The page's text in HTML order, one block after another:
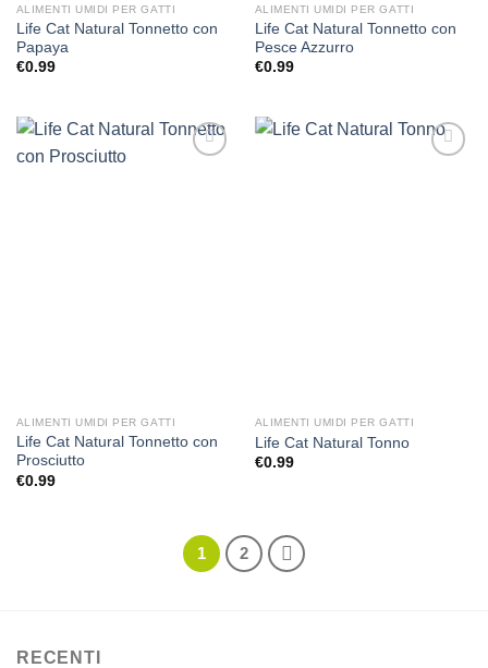
ALIMENTI UMIDI PER GATTI
Life Cat Natural Tonnetto con
Papaya
€0.99
ALIMENTI UMIDI PER GATTI
Life Cat Natural Tonnetto con
Pesce Azzurro
€0.99
ALIMENTI UMIDI PER GATTI
Life Cat Natural Tonnetto con
Prosciutto
€0.99
ALIMENTI UMIDI PER GATTI
Life Cat Natural Tonno
€0.99
1 2
RECENTI